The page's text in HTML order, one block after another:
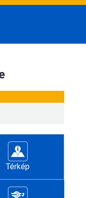
Térkép